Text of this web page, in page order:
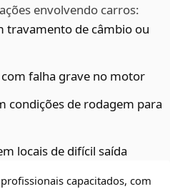
envolvendo carros:
travamento de câmbio ou
falha grave no motor
condições de rodagem para
locais de difícil saída
capacitados, com